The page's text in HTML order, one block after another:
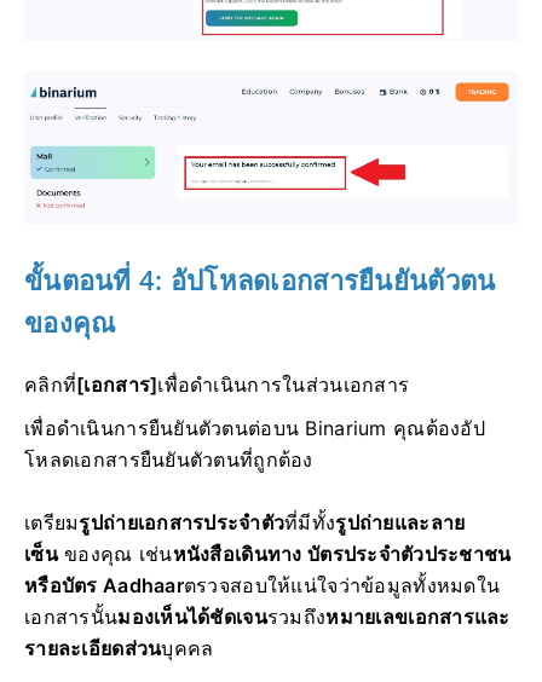
ขั้นตอนที่ 4: อัปโหลดเอกสารยืนยันตัวตน
ของคุณ
คลิกที่[เอกสาร]เพื่อดำเนินการในส่วนเอกสาร
เพื่อดำเนินการยืนยันตัวตนต่อบน Binarium คุณต้องอัป
โหลดเอกสารยืนยันตัวตนที่ถูกต้อง
เตรียมรูปถ่ายเอกสารประจำตัวที่มีทั้งรูปถ่ายและลาย
เซ็นของคุณ เช่นหนังสือเดินทาง บัตรประจำตัวประชาชน
หรือบัตร Aadhaarตรวจสอบให้แน่ใจว่าข้อมูลทั้งหมดใน
เอกสารนั้นมองเห็นได้ชัดเจนรวมถึงหมายเลขเอกสารและ
รายละเอียดส่วนบุคคล